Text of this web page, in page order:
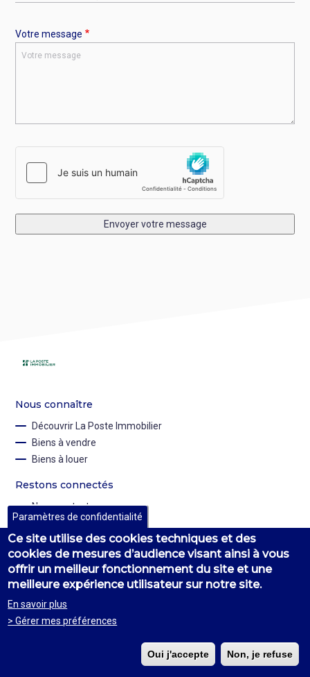
Votre message
Envoyer votre message
Nous connaître
Découvrir La Poste Immobilier
Biens à vendre
Biens à louer
Restons connectés
Nous contacter
linkedin twitter youtube
Installer une alerte
© 2023 - Poste Immo | Tous droits réservés
Footer
menu
Accessibilité : Non Conforme
Paramètres de confidentialité
Ce site utilise des cookies techniques et des
cookies de mesures d’audience visant ainsi à vous
offrir un meilleur fonctionnement du site et une
meilleure expérience utilisateur sur notre site.
En savoir plus
> Gérer mes préférences
Oui j'accepte Non, je refuse